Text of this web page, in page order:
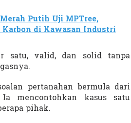
Putih Uji MPTree,
di Kawasan Industri
satu, valid, dan solid tanpa
pertanahan bermula dari
mencontohkan kasus satu
pihak.